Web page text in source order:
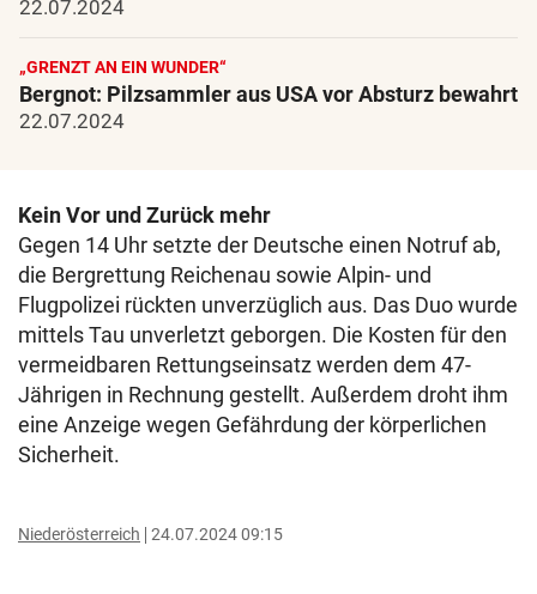
22.07.2024
„GRENZT AN EIN WUNDER“
Bergnot: Pilzsammler aus USA vor Absturz bewahrt
22.07.2024
Kein Vor und Zurück mehr
Gegen 14 Uhr setzte der Deutsche einen Notruf ab,
die Bergrettung Reichenau sowie Alpin- und
Flugpolizei rückten unverzüglich aus. Das Duo wurde
mittels Tau unverletzt geborgen. Die Kosten für den
vermeidbaren Rettungseinsatz werden dem 47-
Jährigen in Rechnung gestellt. Außerdem droht ihm
eine Anzeige wegen Gefährdung der körperlichen
Sicherheit.
Niederösterreich 24.07.2024 09:15